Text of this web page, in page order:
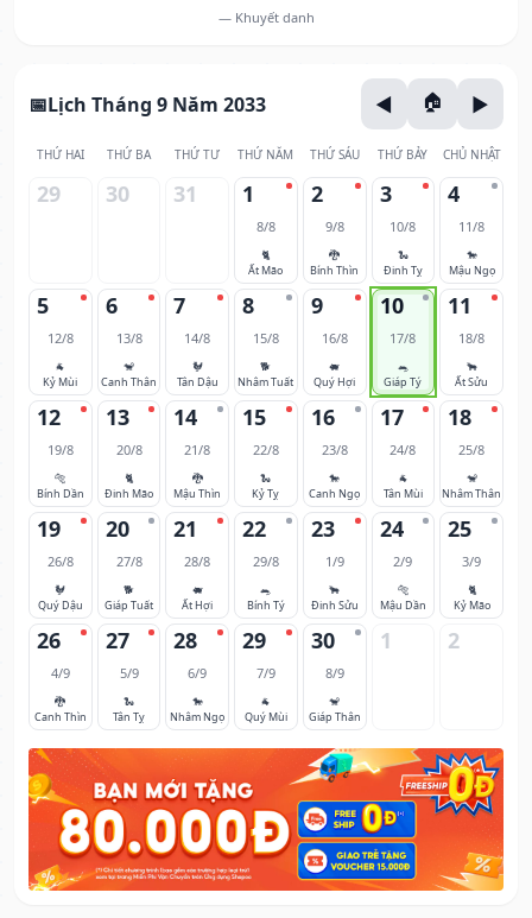
— Khuyết danh
Lịch Tháng 9 Năm 2033
THỨ HAI THỨ BA THỨ TƯ THỨ NĂM THỨ SÁU THỨ BẢY CHỦ NHẬT
29 30 31 1
8/8
🐈
Ất Mão
2
9/8
🐉
Bính Thìn
3
10/8
🐍
Đinh Tỵ
4
11/8
🐎
Mậu Ngọ
5
12/8
🐐
Kỷ Mùi
6
13/8
🐒
Canh Thân
7
14/8
🐓
Tân Dậu
8
15/8
🐕
Nhâm Tuất
9
16/8
🐖
Quý Hợi
10
17/8
🐀
Giáp Tý
11
18/8
🐂
Ất Sửu
12
19/8
🐅
Bính Dần
13
20/8
🐈
Đinh Mão
14
21/8
🐉
Mậu Thìn
15
22/8
🐍
Kỷ Tỵ
16
23/8
🐎
Canh Ngọ
17
24/8
🐐
Tân Mùi
18
25/8
🐒
Nhâm Thân
19
26/8
🐓
Quý Dậu
20
27/8
🐕
Giáp Tuất
21
28/8
🐖
Ất Hợi
22
29/8
🐀
Bính Tý
23
1/9
🐂
Đinh Sửu
24
2/9
🐅
Mậu Dần
25
3/9
🐈
Kỷ Mão
26
4/9
🐉
Canh Thìn
27
5/9
🐍
Tân Tỵ
28
6/9
🐎
Nhâm Ngọ
29
7/9
🐐
Quý Mùi
30
8/9
🐒
Giáp Thân
1 2